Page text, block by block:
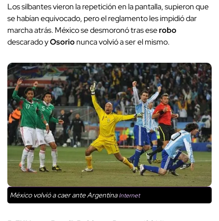
Los silbantes vieron la repetición en la pantalla, supieron que
se habían equivocado, pero el reglamento les impidió dar
marcha atrás. México se desmoronó tras eserobo
descarado yOsorionunca volvió a ser el mismo.
México volvió a caer ante ArgentinaInternet